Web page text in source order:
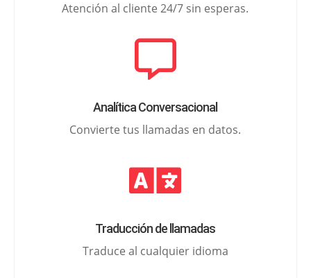
Atención al cliente 24/7 sin esperas.

Analítica Conversacional
Convierte tus llamadas en datos.

Traducción de llamadas
Traduce al cualquier idioma